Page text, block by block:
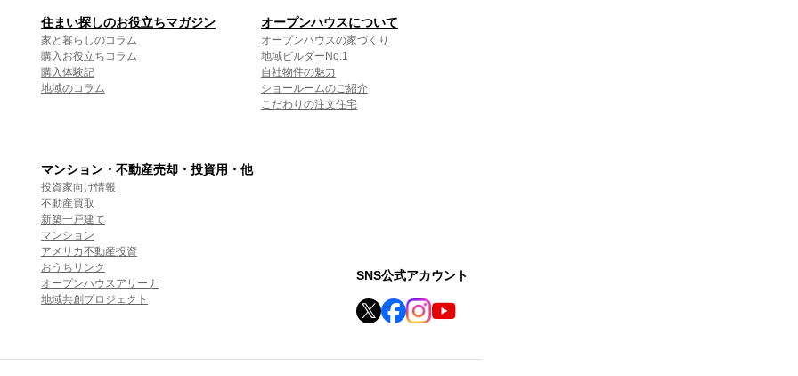
住まい探しのお役立ちマガジン
家と暮らしのコラム
購入お役立ちコラム
購入体験記
地域のコラム
オープンハウスについて
オープンハウスの家づくり
地域ビルダーNo.1
自社物件の魅力
ショールームのご紹介
こだわりの注文住宅
マンション・不動産売却・投資用・他
投資家向け情報
不動産買取
新築一戸建て
マンション
アメリカ不動産投資
おうちリンク
オープンハウスアリーナ
地域共創プロジェクト
SNS公式アカウント